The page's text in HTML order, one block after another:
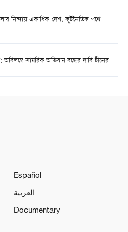
নিন্দায় একাধিক দেশ, কূটনৈতিক পথে
অবিলম্বে সামরিক অভিযান বন্ধের দাবি চীনের
Español
العربية
Documentary